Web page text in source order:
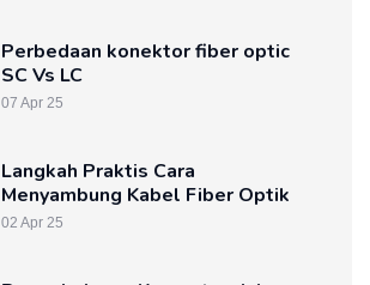
Perbedaan konektor fiber optic
SC Vs LC
07 Apr 25
Langkah Praktis Cara
Menyambung Kabel Fiber Optik
02 Apr 25